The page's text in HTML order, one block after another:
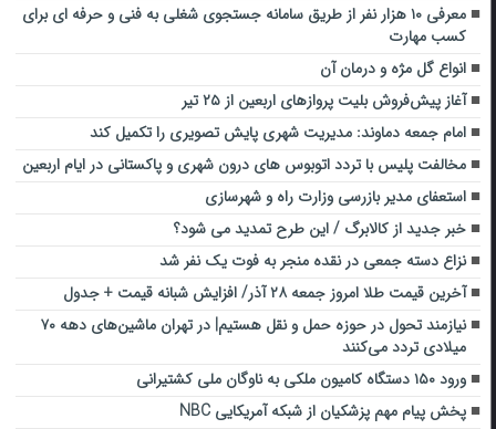
معرفی ۱۰ هزار نفر از طریق سامانه جستجوی شغلی به فنی و حرفه ای برای
کسب مهارت
انواع گل مژه و درمان آن
آغاز پیش‌فروش بلیت پروازهای اربعین از ۲۵ تیر
امام جمعه دماوند: مدیریت شهری پایش تصویری را تکمیل کند
مخالفت پلیس با تردد اتوبوس های درون شهری و پاکستانی در ایام اربعین
استعفای مدیر بازرسی وزارت راه و شهرسازی
خبر جدید از کالابرگ / این طرح تمدید می شود؟
نزاع دسته جمعی در نقده منجر به فوت یک نفر شد
آخرین قیمت طلا امروز جمعه ۲۸ آذر/ افزایش شبانه قیمت + جدول
نیازمند تحول در حوزه حمل‌ و نقل هستیم| در تهران ماشین‌های دهه ۷۰
میلادی تردد می‌کنند
ورود ۱۵۰ دستگاه کامیون ملکی به ناوگان ملی کشتیرانی
پخش پیام مهم پزشکیان از شبکه آمریکایی NBC